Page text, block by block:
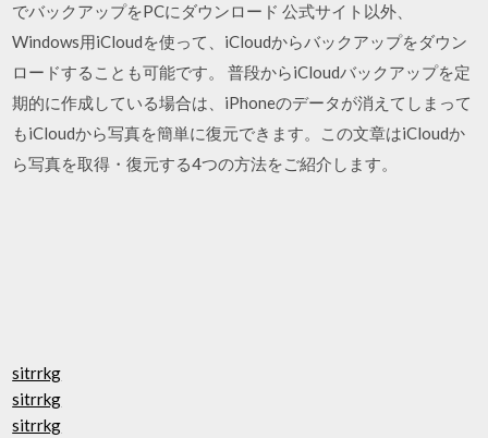
でバックアップをPCにダウンロード 公式サイト以外、
Windows用iCloudを使って、iCloudからバックアップをダウン
ロードすることも可能です。 普段からiCloudバックアップを定
期的に作成している場合は、iPhoneのデータが消えてしまって
もiCloudから写真を簡単に復元できます。この文章はiCloudか
ら写真を取得・復元する4つの方法をご紹介します。
sitrrkg
sitrrkg
sitrrkg